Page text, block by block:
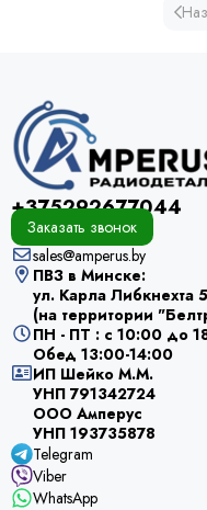
+375292677044
Заказать звонок
sales@amperus.by
ПВЗ в Минске:
ул. Карла Либкнехта
(на территории
ПН - ПТ : с 10:00 до
Обед 13:00-14:00
ИП Шейко М.М.
УНП 791342724
ООО Амперус
УНП 193735878
Telegram
Viber
WhatsApp